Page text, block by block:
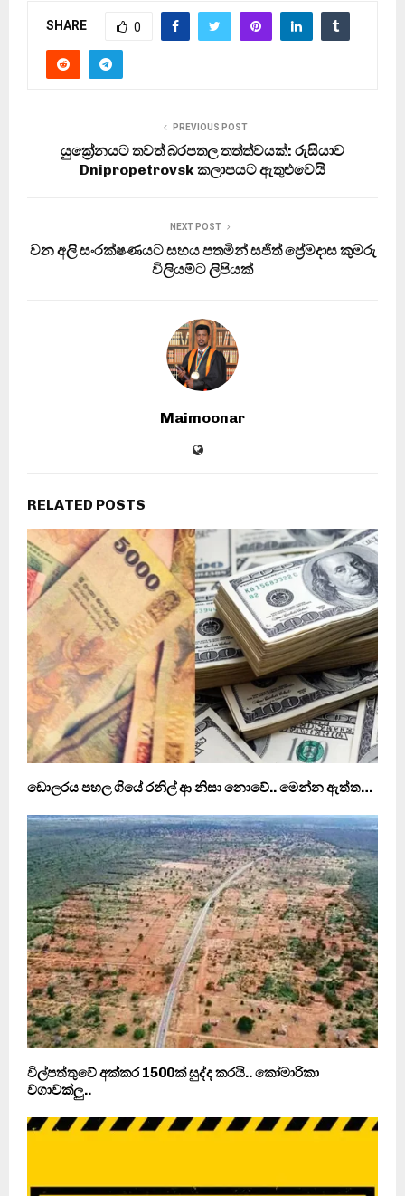
SHARE 0
PREVIOUS POST
යුක්‍රේනයට තවත් බරපතල තත්ත්වයක්: රුසියාව
Dnipropetrovsk කලාපයට ඇතුළුවෙයි
NEXT POST
වන අලි සංරක්ෂණයට සහය පතමින් සජිත් ප්‍රේමදාස කුමරු
විලියම්ට ලිපියක්
Maimoonar
RELATED POSTS
ඩොලරය පහල ගියේ රනිල් ආ නිසා නොවේ.. මෙන්න ඇත්ත…
විල්පත්තුවේ අක්කර 1500ක් සුද්ද කරයි.. කෝමාරිකා
වගාවක්ලු..